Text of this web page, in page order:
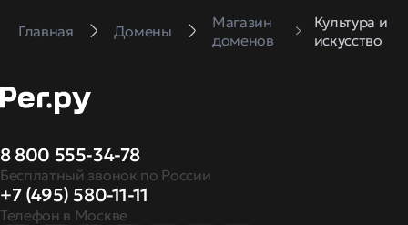
Главная Домены
Магазин
доменов
Культура и
искусство
8 800 555-34-78
Бесплатный звонок по России
+7 (495) 580-11-11
Телефон в Москве